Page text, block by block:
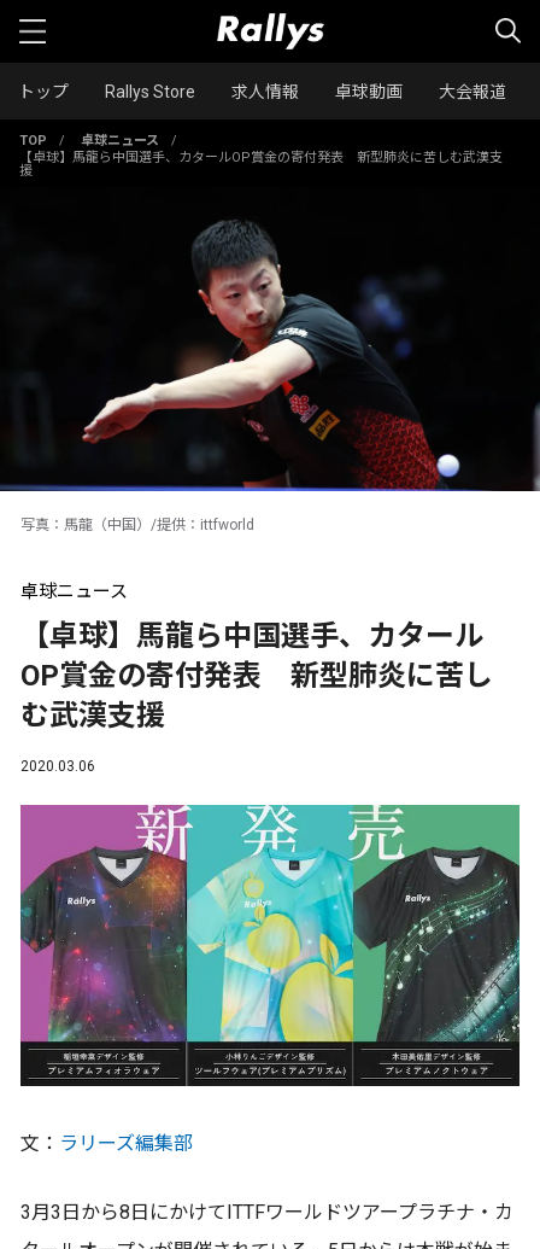
トップ Rallys Store 求人情報 卓球動画 大会報道
TOP / 卓球ニュース
/
【卓球】馬龍ら中国選手、カタールOP賞金の寄付発表 新型肺炎に苦しむ武漢支
援
写真：馬龍（中国）/提供：ittfworld
卓球ニュース
【卓球】馬龍ら中国選手、カタール
OP賞金の寄付発表 新型肺炎に苦し
む武漢支援
2020.03.06
文： ラリーズ編集部
3月3日から8日にかけてITTFワールドツアープラチナ・カ